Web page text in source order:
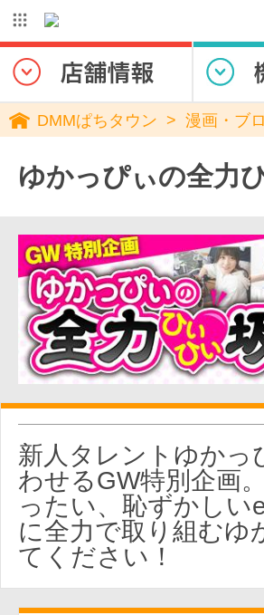
DMMぱちタウン 漫画・ブ
ゆかっぴぃの全力
新人タレントゆかっ
わせるGW特別企画
ったい、恥ずかし
に全力で取り組むゆ
てください！